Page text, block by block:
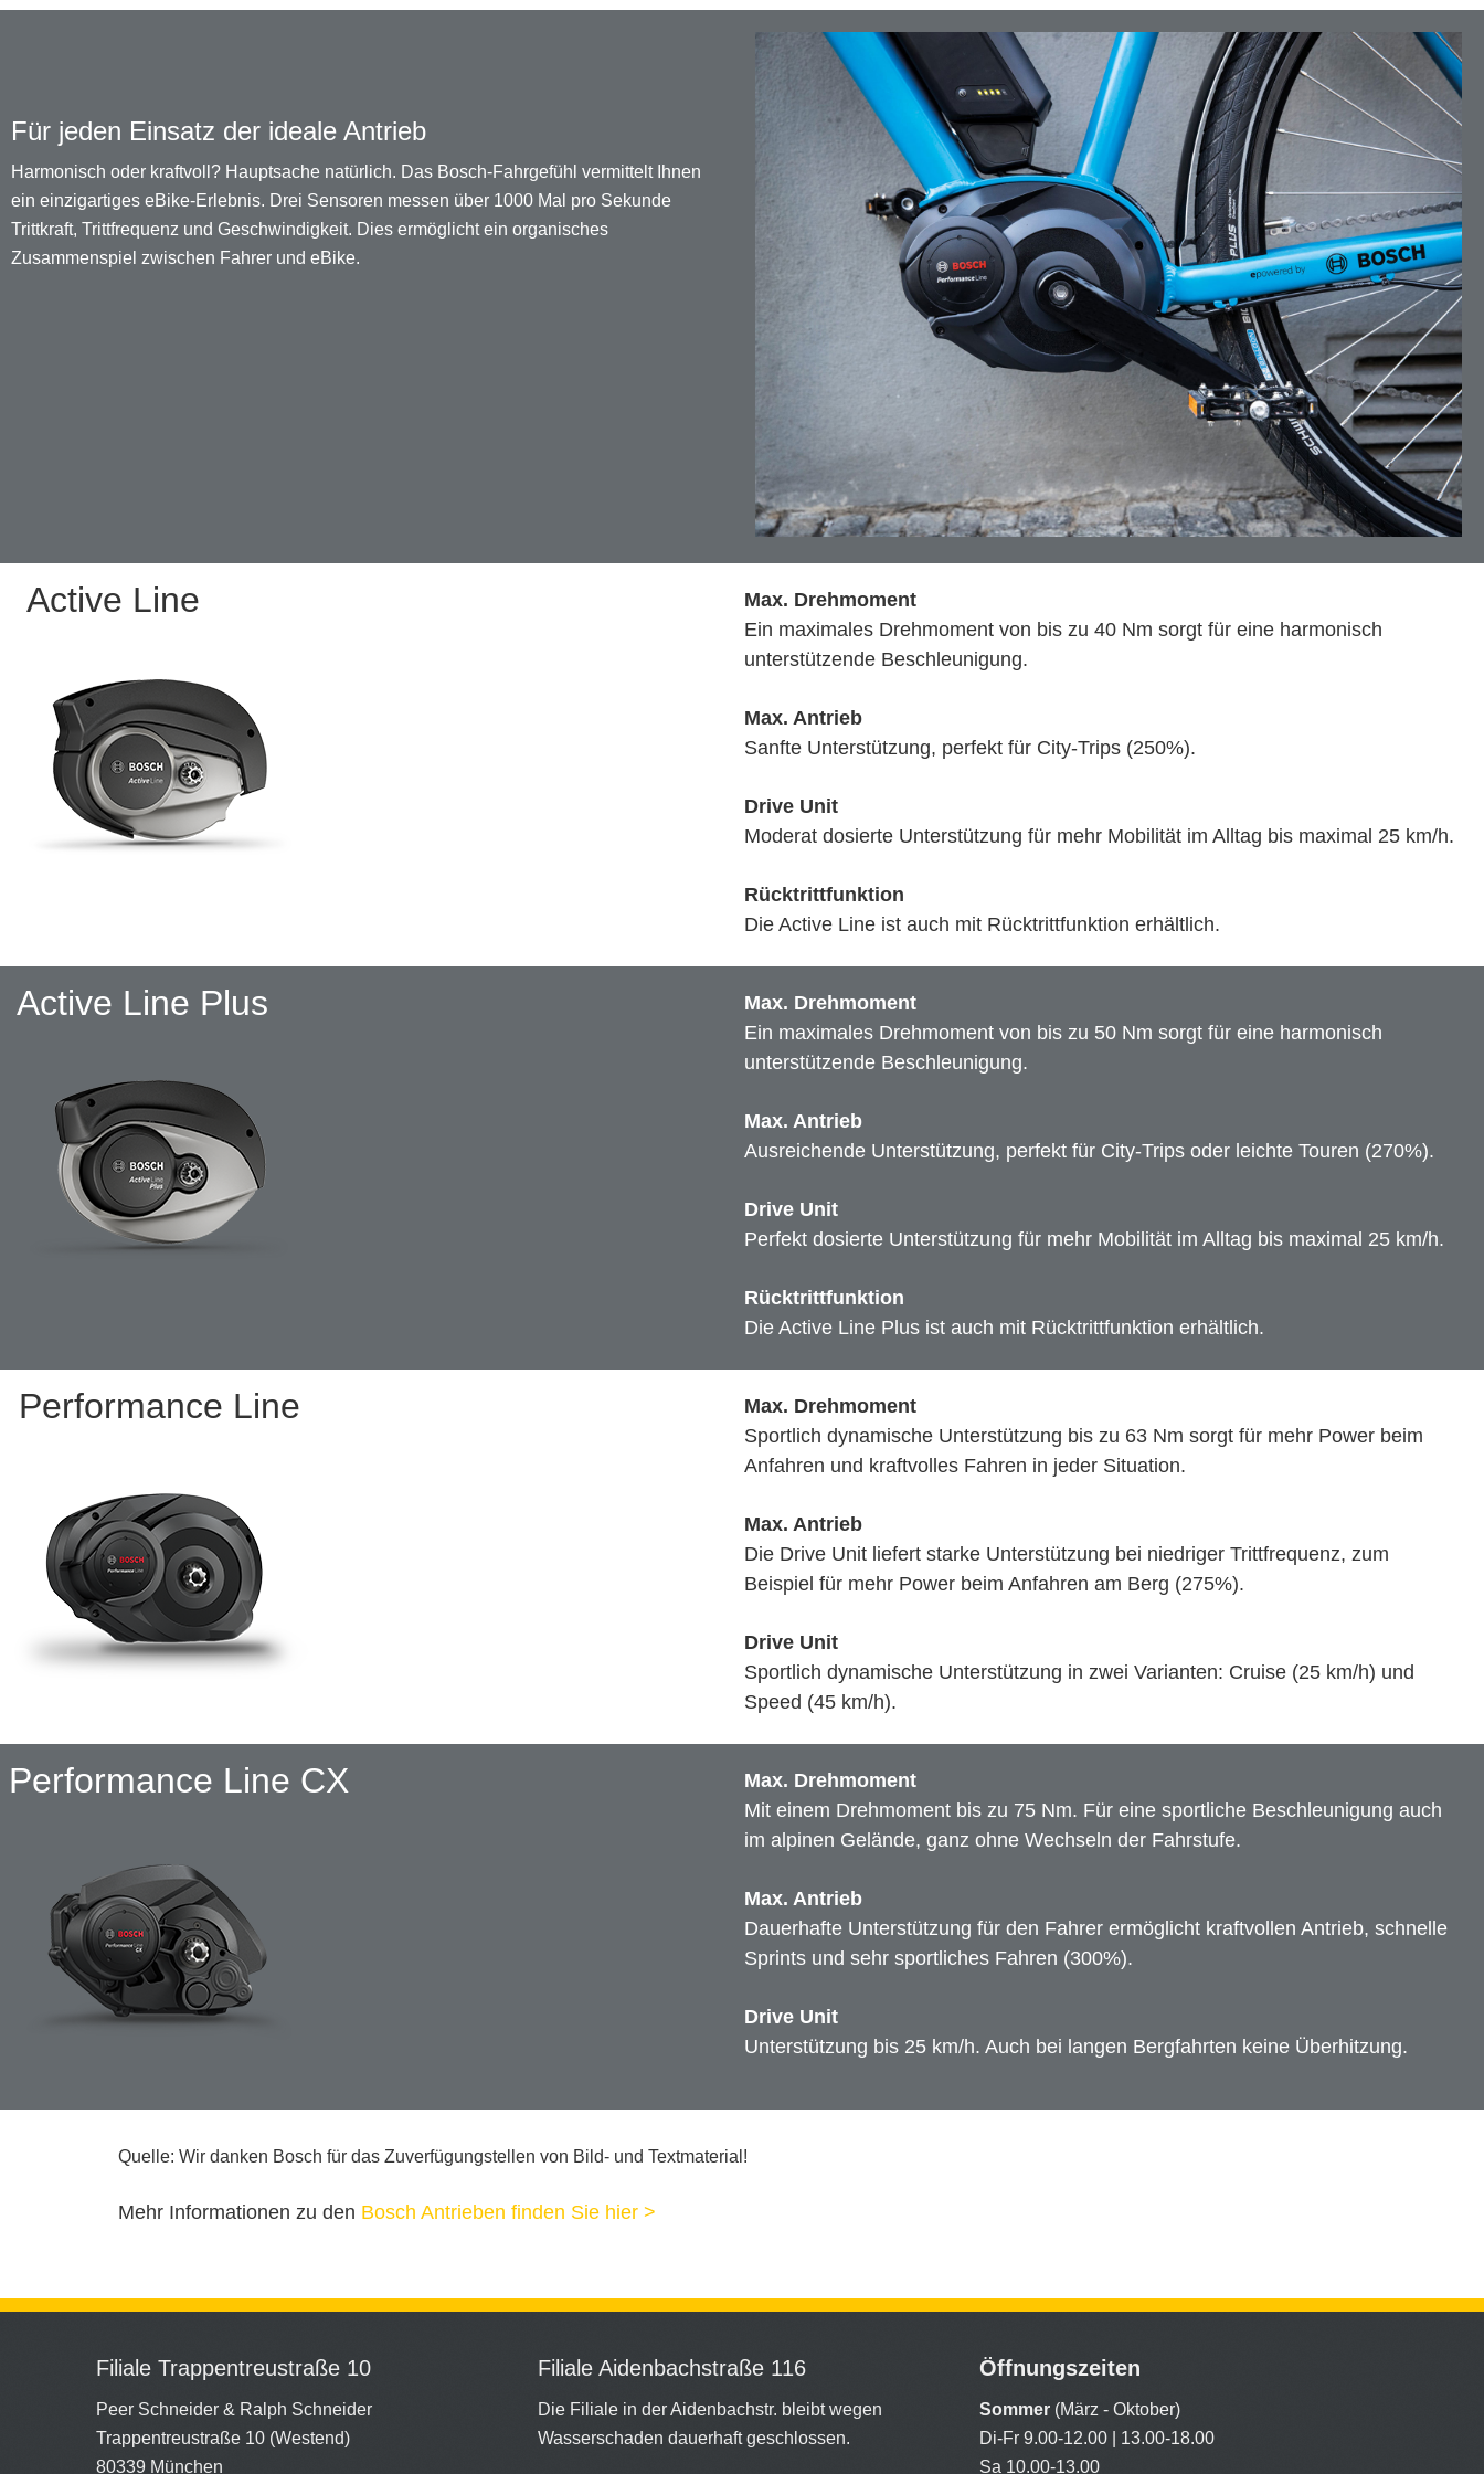
Für jeden Einsatz der ideale Antrieb
Harmonisch oder kraftvoll? Hauptsache natürlich. Das Bosch-Fahrgefühl vermittelt Ihnen
ein einzigartiges eBike-Erlebnis. Drei Sensoren messen über 1000 Mal pro Sekunde
Trittkraft, Trittfrequenz und Geschwindigkeit. Dies ermöglicht ein organisches
Zusammenspiel zwischen Fahrer und eBike.
Line
Max. Drehmoment
Ein maximales Drehmoment von bis zu 40 Nm sorgt für eine harmonisch
unterstützende Beschleunigung.
Max. Antrieb
Sanfte Unterstützung, perfekt für City-Trips (250%).
Drive Unit
Moderat dosierte Unterstützung für mehr Mobilität im Alltag bis maximal 25 km/h.
Rücktrittfunktion
Die Active Line ist auch mit Rücktrittfunktion erhältlich.
Line Plus
Max. Drehmoment
Ein maximales Drehmoment von bis zu 50 Nm sorgt für eine harmonisch
unterstützende Beschleunigung.
Max. Antrieb
Ausreichende Unterstützung, perfekt für City-Trips oder leichte Touren (270%).
Drive Unit
Perfekt dosierte Unterstützung für mehr Mobilität im Alltag bis maximal 25 km/h.
Rücktrittfunktion
Die Active Line Plus ist auch mit Rücktrittfunktion erhältlich.
ormance Line
Max. Drehmoment
Sportlich dynamische Unterstützung bis zu 63 Nm sorgt für mehr Power beim
Anfahren und kraftvolles Fahren in jeder Situation.
Max. Antrieb
Die Drive Unit liefert starke Unterstützung bei niedriger Trittfrequenz, zum
Beispiel für mehr Power beim Anfahren am Berg (275%).
Drive Unit
Sportlich dynamische Unterstützung in zwei Varianten: Cruise (25 km/h) und
Speed (45 km/h).
Line CX
Max. Drehmoment
Mit einem Drehmoment bis zu 75 Nm. Für eine sportliche Beschleunigung auch
im alpinen Gelände, ganz ohne Wechseln der Fahrstufe.
Max. Antrieb
Dauerhafte Unterstützung für den Fahrer ermöglicht kraftvollen Antrieb, schnelle
Sprints und sehr sportliches Fahren (300%).
Drive Unit
Unterstützung bis 25 km/h. Auch bei langen Bergfahrten keine Überhitzung.
Quelle: Wir danken Bosch für das Zuverfügungstellen von Bild- und Textmaterial!
Mehr Informationen zu den Bosch Antrieben finden Sie hier >
Filiale Trappentreustraße 10
Peer Schneider & Ralph Schneider
Trappentreustraße 10 (Westend)
80339 München
Filiale Aidenbachstraße 116
Die Filiale in der Aidenbachstr. bleibt wegen
Wasserschaden dauerhaft geschlossen.
Öffnungszeiten
Sommer (März - Oktober)
Di-Fr 9.00-12.00 | 13.00-18.00
Sa 10.00-13.00